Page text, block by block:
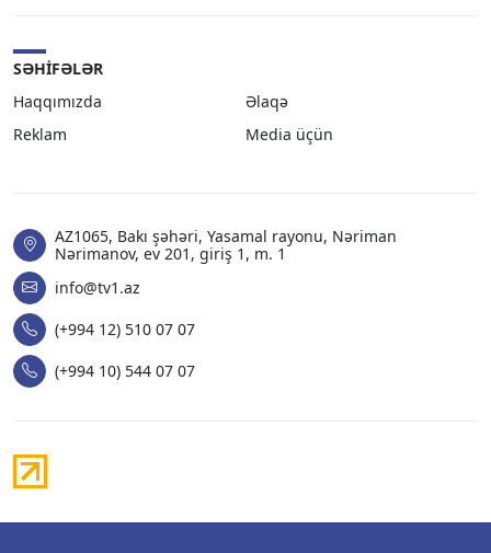
SƏHIFƏLƏR
Haqqımızda
Əlaqə
Reklam
Media üçün
AZ1065, Bakı şəhəri, Yasamal rayonu, Nəriman
Nərimanov, ev 201, giriş 1, m. 1
info@tv1.az
(+994 12) 510 07 07
(+994 10) 544 07 07